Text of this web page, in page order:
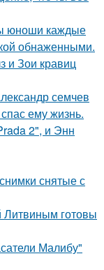
юноши каждые
обнаженными.
и Зои кравиц
семчев
ему жизнь.
2", и Энн
снятые с
Литвиным готовы
Малибу"